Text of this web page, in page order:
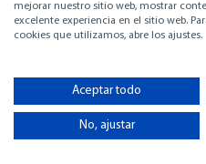
08.10.2025 – 12.10.2025
BARCOS EXPUESTOS
mejorar nuestro sitio web, mostrar
excelente experiencia en el sitio web.
cookies que utilizamos, abre los ajustes.
Aceptar todo
No, ajustar